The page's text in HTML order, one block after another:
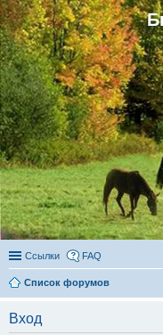
Ссылки FAQ
Список форумов
Вход